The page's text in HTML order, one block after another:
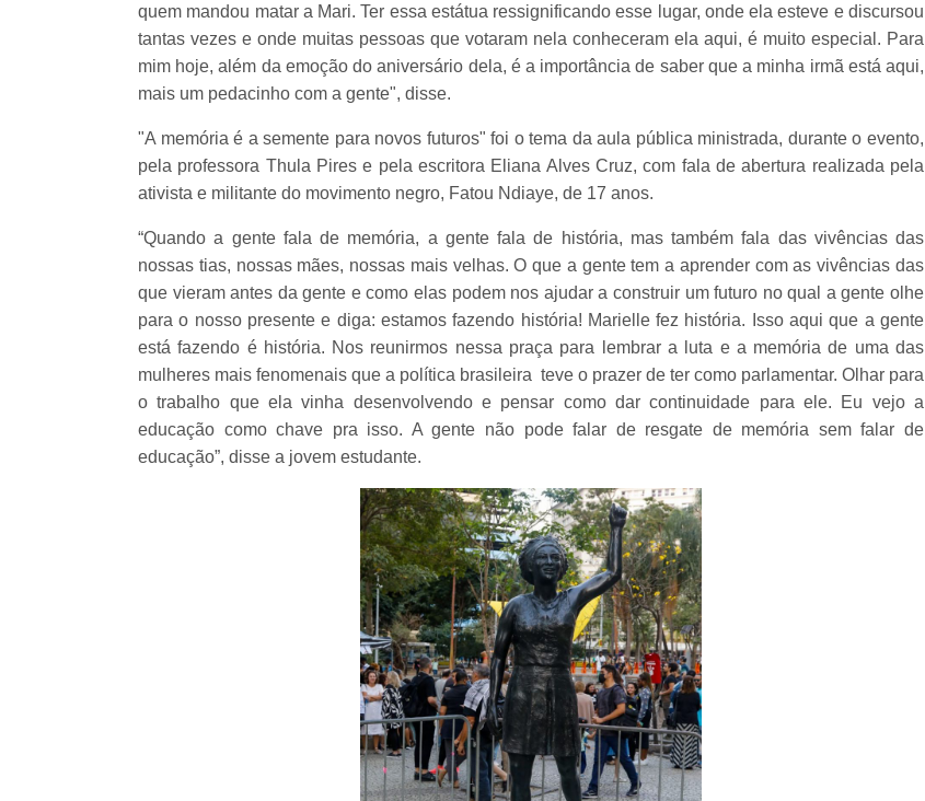
quem mandou matar a Mari. Ter essa estátua ressignificando esse lugar, onde ela esteve e discursou
tantas vezes e onde muitas pessoas que votaram nela conheceram ela aqui, é muito especial. Para
mim hoje, além da emoção do aniversário dela, é a importância de saber que a minha irmã está aqui,
mais um pedacinho com a gente", disse.
"A memória é a semente para novos futuros" foi o tema da aula pública ministrada, durante o evento,
pela professora Thula Pires e pela escritora Eliana Alves Cruz, com fala de abertura realizada pela
ativista e militante do movimento negro, Fatou Ndiaye, de 17 anos.
“Quando a gente fala de memória, a gente fala de história, mas também fala das vivências das
nossas tias, nossas mães, nossas mais velhas. O que a gente tem a aprender com as vivências das
que vieram antes da gente e como elas podem nos ajudar a construir um futuro no qual a gente olhe
para o nosso presente e diga: estamos fazendo história! Marielle fez história. Isso aqui que a gente
está fazendo é história. Nos reunirmos nessa praça para lembrar a luta e a memória de uma das
mulheres mais fenomenais que a política brasileira teve o prazer de ter como parlamentar. Olhar para
o trabalho que ela vinha desenvolvendo e pensar como dar continuidade para ele. Eu vejo a
educação como chave pra isso. A gente não pode falar de resgate de memória sem falar de
educação”, disse a jovem estudante.